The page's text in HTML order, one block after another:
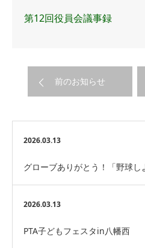
第12回役員会議事録
前のお知らせ
2026.03.13
グローブありがとう！「野球
2026.03.13
PTA子どもフェスタin八幡西